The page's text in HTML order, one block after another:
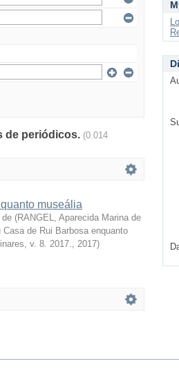
de periódicos. (0.014
museália
de (RANGEL, Aparecida Marina de
de Rui Barbosa enquanto
v. 8. 2017., 2017)